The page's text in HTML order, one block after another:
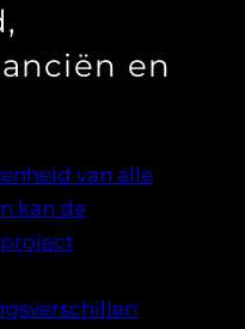
en
van alle
kan de